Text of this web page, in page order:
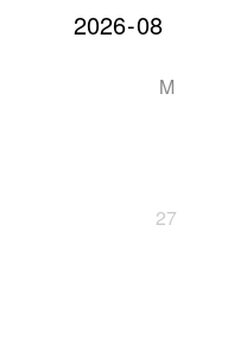
M
27